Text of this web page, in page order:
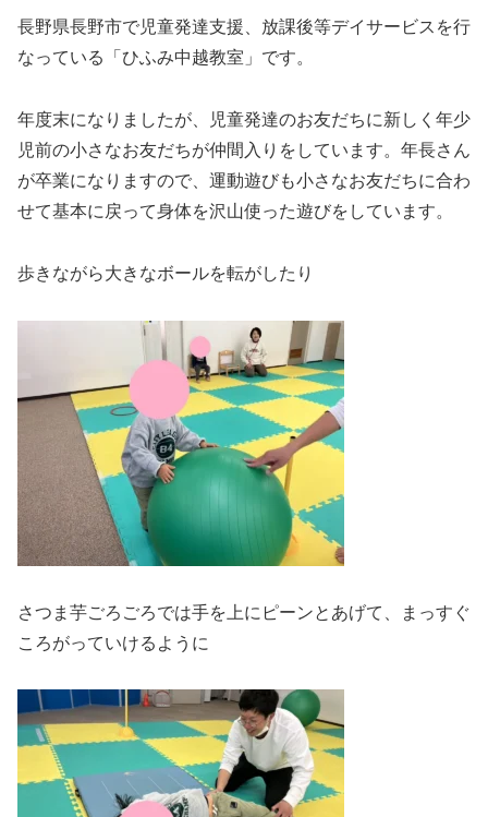
長野県長野市で児童発達支援、放課後等デイサービスを行
なっている「ひふみ中越教室」です。
年度末になりましたが、児童発達のお友だちに新しく年少
児前の小さなお友だちが仲間入りをしています。年長さん
が卒業になりますので、運動遊びも小さなお友だちに合わ
せて基本に戻って身体を沢山使った遊びをしています。
歩きながら大きなボールを転がしたり
さつま芋ごろごろでは手を上にピーンとあげて、まっすぐ
ころがっていけるように